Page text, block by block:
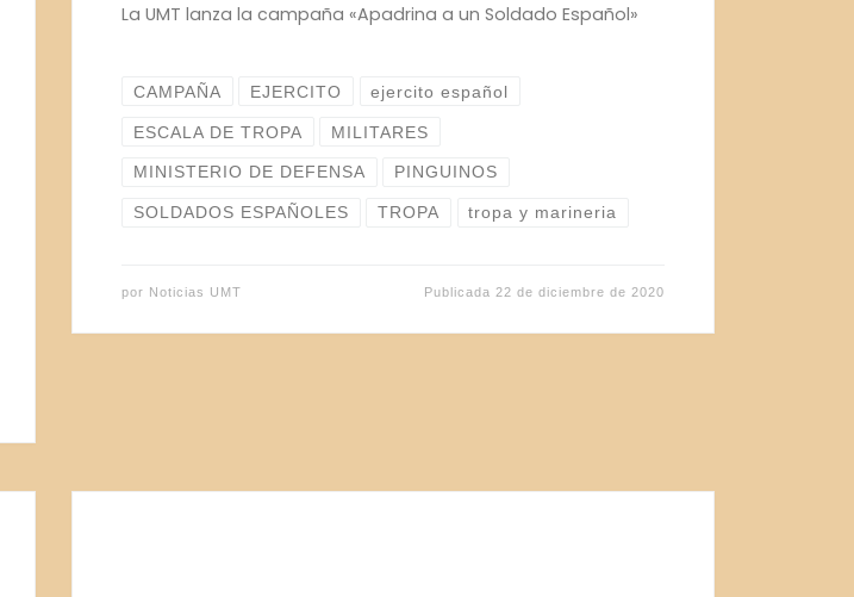
La UMT lanza la campaña «Apadrina a un Soldado Español»
CAMPAÑA EJERCITO ejercito español
ESCALA DE TROPA MILITARES
MINISTERIO DE DEFENSA PINGUINOS
SOLDADOS ESPAÑOLES TROPA tropa y marineria
por Noticias UMT Publicada 22 de diciembre de 2020